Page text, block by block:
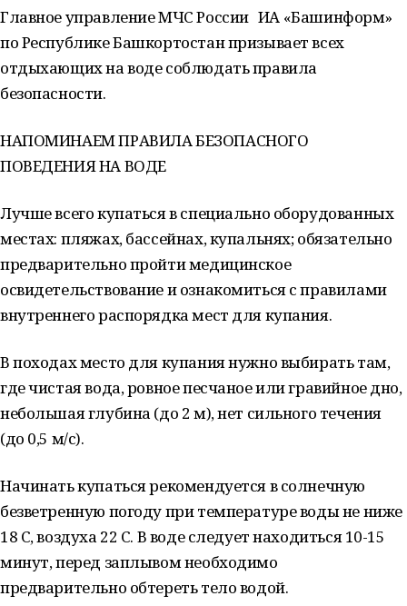
ИА «Башинформ»
Главное управление МЧС России
по Республике Башкортостан призывает всех
отдыхающих на воде соблюдать правила
безопасности.
НАПОМИНАЕМ ПРАВИЛА БЕЗОПАСНОГО
ПОВЕДЕНИЯ НА ВОДЕ
Лучше всего купаться в специально оборудованных
местах: пляжах, бассейнах, купальнях; обязательно
предварительно пройти медицинское
освидетельствование и ознакомиться с правилами
внутреннего распорядка мест для купания.
В походах место для купания нужно выбирать там,
где чистая вода, ровное песчаное или гравийное дно,
небольшая глубина (до 2 м), нет сильного течения
(до 0,5 м/с).
Начинать купаться рекомендуется в солнечную
безветренную погоду при температуре воды не ниже
18 С, воздуха 22 С. В воде следует находиться 10-15
минут, перед заплывом необходимо
предварительно обтереть тело водой.